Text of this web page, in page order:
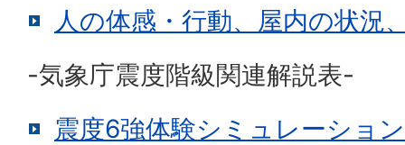
人の体感・行動、屋内の状況
-気象庁震度階級関連解説表-
震度6強体験シミュレーション